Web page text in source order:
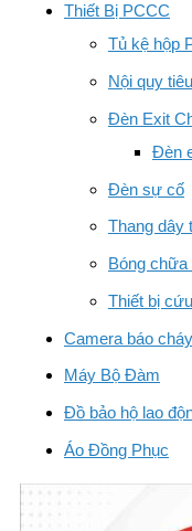
Thiết Bị PCCC
Tủ kệ hộp
Nội quy
Đèn Exit
Đèn
Đèn sự cố
Thang dây
Bóng chữa
Thiết bị
Camera báo cháy
Máy Bộ Đàm
Đồ bảo hộ lao
Áo Đồng Phục